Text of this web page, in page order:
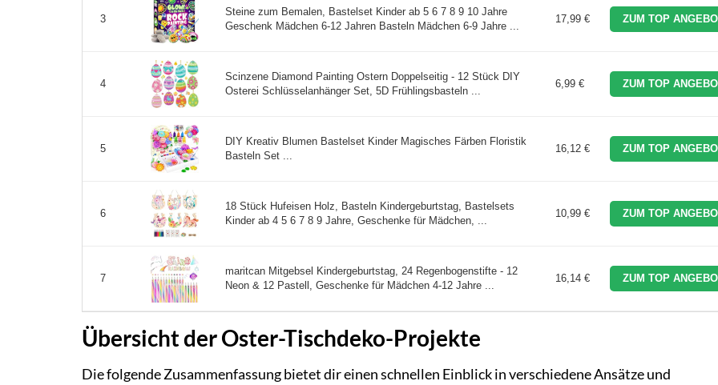
3
Steine zum Bemalen, Bastelset Kinder ab 5 6 7 8 9 10 Jahre
Geschenk Mädchen 6-12 Jahren Basteln Mädchen 6-9 Jahre ...
17,99 € ZUM TOP
4
Scinzene Diamond Painting Ostern Doppelseitig - 12 Stück DIY
Osterei Schlüsselanhänger Set, 5D Frühlingsbasteln ...
6,99 € ZUM TOP
5
DIY Kreativ Blumen Bastelset Kinder Magisches Färben Floristik
Basteln Set ...
16,12 € ZUM TOP
6
18 Stück Hufeisen Holz, Basteln Kindergeburtstag, Bastelsets
Kinder ab 4 5 6 7 8 9 Jahre, Geschenke für Mädchen, ...
10,99 € ZUM TOP
7
maritcan Mitgebsel Kindergeburtstag, 24 Regenbogenstifte - 12
Neon & 12 Pastell, Geschenke für Mädchen 4-12 Jahre ...
16,14 € ZUM TOP
Übersicht der Oster-Tischdeko-Projekte
Die folgende Zusammenfassung bietet dir einen schnellen Einblick in verschiedene Ansätze und